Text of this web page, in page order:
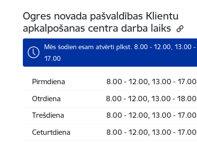
Ogres novada pašvaldības Klientu
apkalpošanas centra darba laiks
Mēs šodien esam atvērti plkst. 8.00 - 12.00, 13.00 -
17.00
Pirmdiena
8.00 - 12.00, 13.00 - 17.00
Otrdiena
8.00 - 12.00, 13.00 - 18.00
Trešdiena
8.00 - 12.00, 13.00 - 17.00
Ceturtdiena
8.00 - 12.00, 13.00 - 17.00